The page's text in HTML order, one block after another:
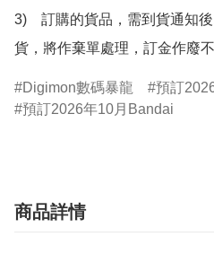
3)　訂購的貨品，需到貨通知
貨，將作棄單處理，訂金作廢
Digimon數碼暴龍
預訂
預訂2026年10月Bandai
商品詳情